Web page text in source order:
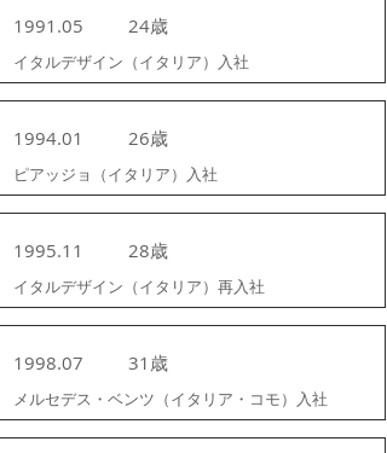
1991.05 24歳
イタルデザイン（イタリア）入社
1994.01 26歳
ピアッジョ（イタリア）入社
1995.11 28歳
イタルデザイン（イタリア）再入社
1998.07 31歳
メルセデス・ベンツ（イタリア・コモ）入社